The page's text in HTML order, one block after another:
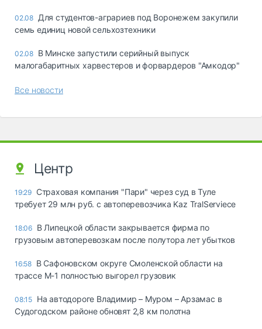
02.08 Для студентов-аграриев под Воронежем закупили
семь единиц новой сельхозтехники
02.08 В Минске запустили серийный выпуск
малогабаритных харвестеров и форвардеров "Амкодор"
Все новости
Центр
19:29 Страховая компания "Пари" через суд в Туле
требует 29 млн руб. с автоперевозчика Kaz TralServiece
18:06 В Липецкой области закрывается фирма по
грузовым автоперевозкам после полутора лет убытков
16:58 В Сафоновском округе Смоленской области на
трассе М-1 полностью выгорел грузовик
08:15 На автодороге Владимир – Муром – Арзамас в
Судогодском районе обновят 2,8 км полотна